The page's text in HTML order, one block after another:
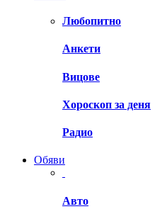
Любопитно
Анкети
Вицове
Хороскоп за деня
Радио
Обяви
Авто